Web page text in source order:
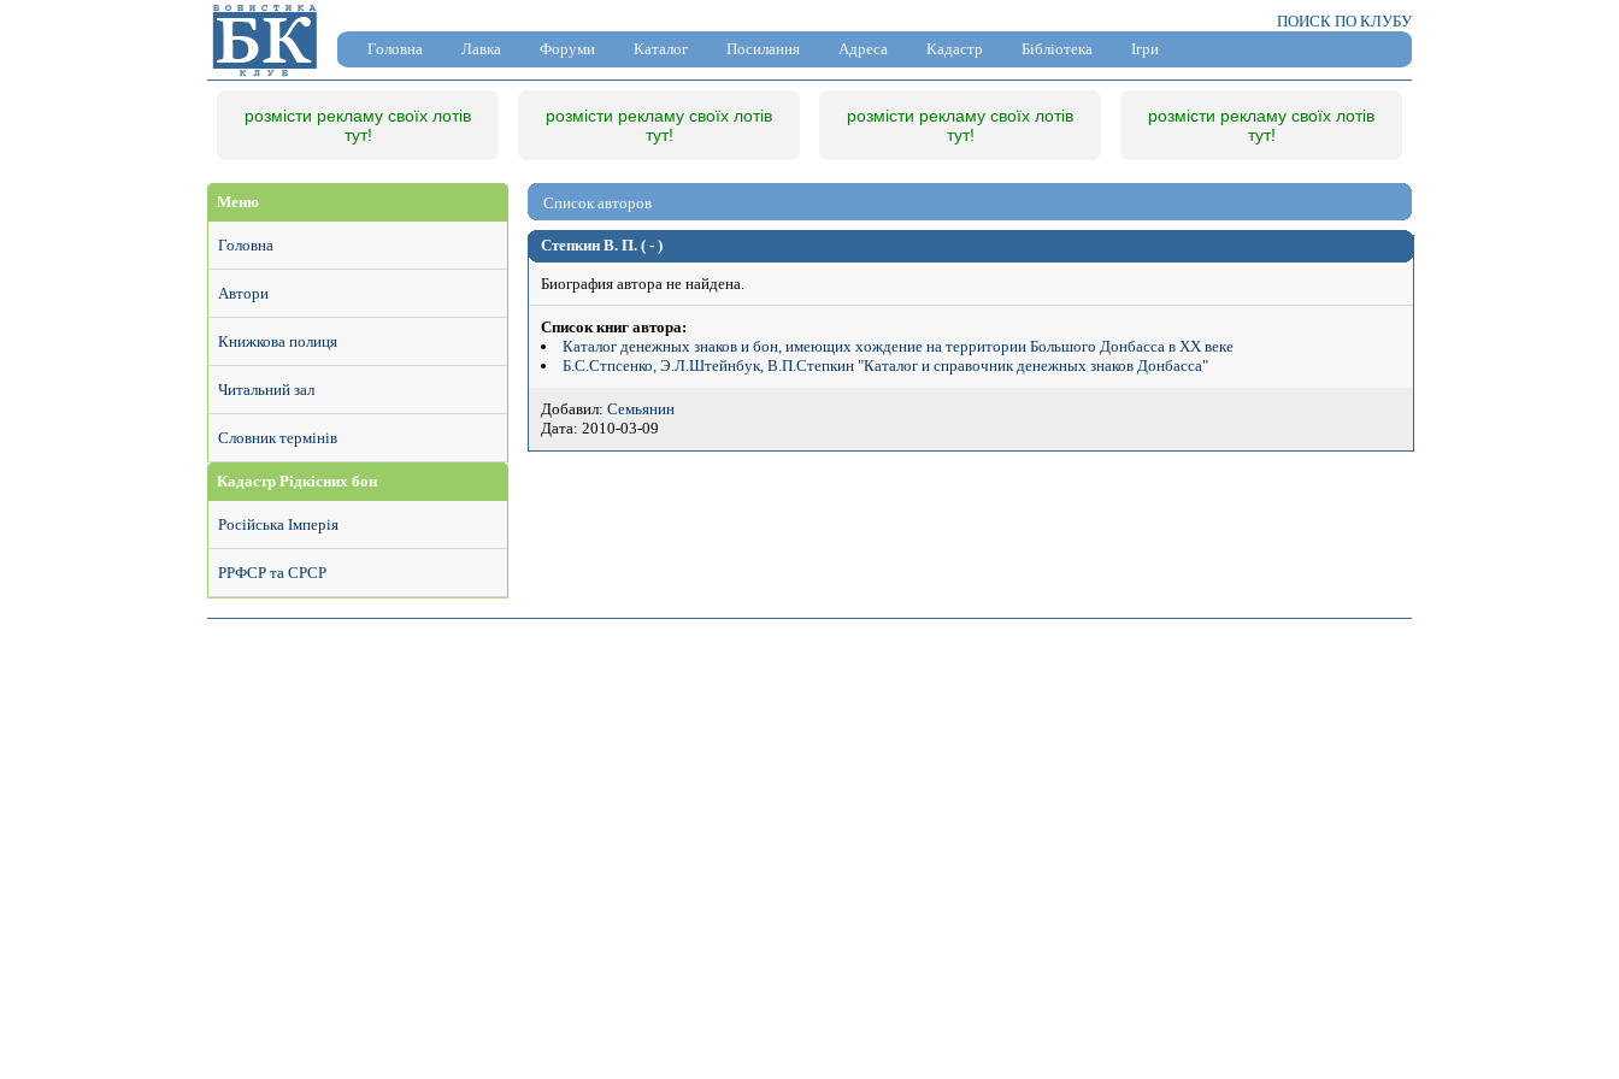
ПОИСК ПО КЛУБУ
Головна
Лавка Форуми Каталог Посилання Адреса Кадастр Бібліотека Ігри
розмісти рекламу своїх лотів
тут!
розмісти рекламу своїх лотів
тут!
розмісти рекламу своїх лотів
тут!
розмісти рекламу своїх лотів
тут!
Меню
Головна
Автори
Книжкова полиця
Читальний зал
Словник термінів
Кадастр Рідкісних бон
Російська Імперія
РРФСР та СРСР
Список авторов
Степкин В. П. ( - )
Биография автора не найдена.
Список книг автора:
Каталог денежных знаков и бон, имеющих хождение на территории Большого Донбасса в ХХ веке
Б.С.Стпсенко, Э.Л.Штейнбук, В.П.Степкин "Каталог и справочник денежных знаков Донбасса"
Добавил: Семьянин
Дата: 2010-03-09